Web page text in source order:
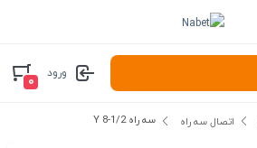
ورود
۰
اتصال سه راه سه راه 1/2-8 Y